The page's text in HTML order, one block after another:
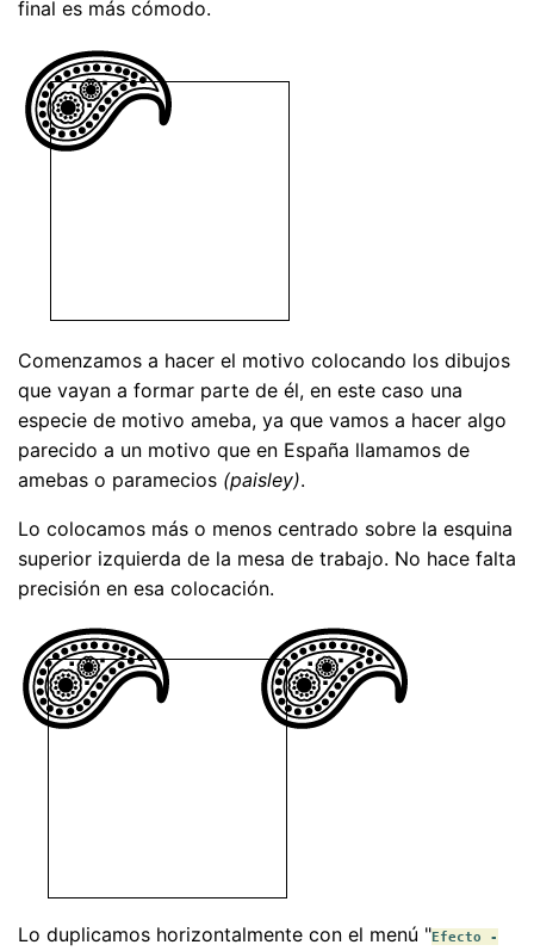
final es más cómodo.
Comenzamos a hacer el motivo colocando los dibujos
que vayan a formar parte de él, en este caso una
especie de motivo ameba, ya que vamos a hacer algo
parecido a un motivo que en España llamamos de
amebas o paramecios (paisley).
Lo colocamos más o menos centrado sobre la esquina
superior izquierda de la mesa de trabajo. No hace falta
precisión en esa colocación.
Lo duplicamos horizontalmente con el menú "Efecto -